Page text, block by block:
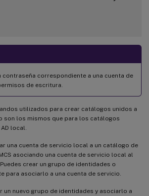
contraseña correspondiente a una cuenta de
de escritura.
utilizados para crear catálogos unidos a
son los mismos que para los catálogos
local.
una cuenta de servicio local a un catálogo de
asociando una cuenta de servicio local al
crear un grupo de identidades o
para asociarlo a una cuenta de servicio.
un nuevo grupo de identidades y asociarlo a